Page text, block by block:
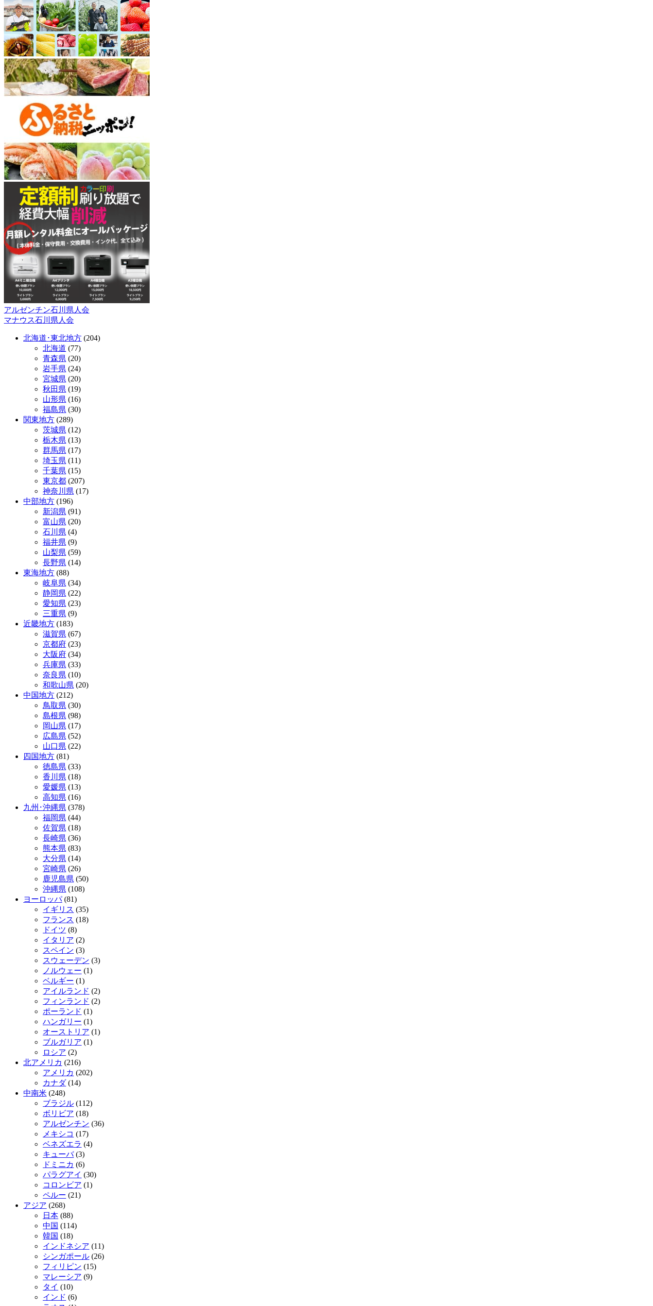
投
稿
アルゼンチン石川県人会
マナウス石川県人会
北海道･東北地方 (204)
北海道 (77)
青森県 (20)
岩手県 (24)
宮城県 (20)
秋田県 (19)
山形県 (16)
福島県 (30)
関東地方 (289)
茨城県 (12)
栃木県 (13)
群馬県 (17)
埼玉県 (11)
千葉県 (15)
東京都 (207)
神奈川県 (17)
中部地方 (196)
新潟県 (91)
富山県 (20)
石川県 (4)
福井県 (9)
山梨県 (59)
長野県 (14)
東海地方 (88)
岐阜県 (34)
静岡県 (22)
愛知県 (23)
三重県 (9)
近畿地方 (183)
滋賀県 (67)
京都府 (23)
大阪府 (34)
兵庫県 (33)
奈良県 (10)
和歌山県 (20)
中国地方 (212)
鳥取県 (30)
島根県 (98)
岡山県 (17)
広島県 (52)
山口県 (22)
四国地方 (81)
徳島県 (33)
香川県 (18)
愛媛県 (13)
高知県 (16)
九州･沖縄県 (378)
福岡県 (44)
佐賀県 (18)
長崎県 (36)
熊本県 (83)
大分県 (14)
宮崎県 (26)
鹿児島県 (50)
沖縄県 (108)
ヨーロッパ(81)
イギリス (35)
フランス (18)
ドイツ (8)
イタリア (2)
スペイン (3)
スウェーデン (3)
ノルウェー (1)
ベルギー (1)
アイルランド (2)
フィンランド (2)
ポーランド (1)
ハンガリー (1)
オーストリア (1)
ブルガリア (1)
ロシア (2)
北アメリカ (216)
アメリカ (202)
カナダ(14)
中南米 (248)
ブラジル (112)
ボリビア (18)
アルゼンチン (36)
メキシコ (17)
ベネズエラ (4)
キューバ(3)
ドミニカ (6)
パラグアイ (30)
コロンビア (1)
ペルー (21)
アジア (268)
日本 (88)
中国 (114)
韓国 (18)
インドネシア (11)
シンガポール (26)
フィリピン (15)
マレーシア (9)
タイ (10)
インド (6)